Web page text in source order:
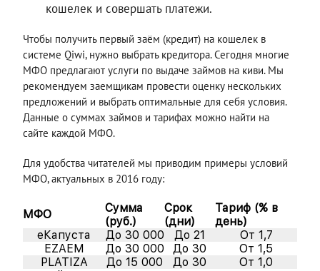
кошелек и совершать платежи.
Чтобы получить первый заём (кредит) на кошелек в
системе Qiwi, нужно выбрать кредитора. Сегодня многие
МФО предлагают услуги по выдаче займов на киви. Мы
рекомендуем заемщикам провести оценку нескольких
предложений и выбрать оптимальные для себя условия.
Данные о суммах займов и тарифах можно найти на
сайте каждой МФО.
Для удобства читателей мы приводим примеры условий
МФО, актуальных в 2016 году:
МФО
Сумма
(руб.)
Срок
(дни)
Тариф (% в
день)
еКапуста
До 30 000 До 21
От 1,7
EZAEM
До 30 000 До 30
От 1,5
PLATIZA
До 15 000 До 30
От 1,0